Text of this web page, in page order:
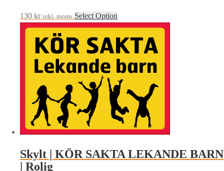
130 kr inkl. moms Select Option
Skylt | KÖR SAKTA LEKANDE BARN
| Rolig